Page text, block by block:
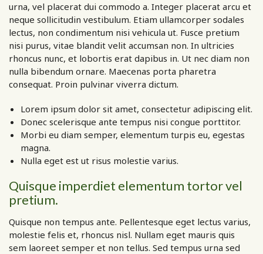
urna, vel placerat dui commodo a. Integer placerat arcu et
neque sollicitudin vestibulum. Etiam ullamcorper sodales
lectus, non condimentum nisi vehicula ut. Fusce pretium
nisi purus, vitae blandit velit accumsan non. In ultricies
rhoncus nunc, et lobortis erat dapibus in. Ut nec diam non
nulla bibendum ornare. Maecenas porta pharetra
consequat. Proin pulvinar viverra dictum.
Lorem ipsum dolor sit amet, consectetur adipiscing elit.
Donec scelerisque ante tempus nisi congue porttitor.
Morbi eu diam semper, elementum turpis eu, egestas
magna.
Nulla eget est ut risus molestie varius.
Quisque imperdiet elementum tortor vel
pretium.
Quisque non tempus ante. Pellentesque eget lectus varius,
molestie felis et, rhoncus nisl. Nullam eget mauris quis
sem laoreet semper et non tellus. Sed tempus urna sed